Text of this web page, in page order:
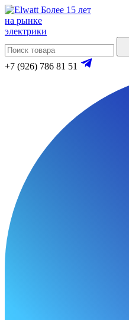
Более 15 лет
на рынке
электрики
+7 (926) 786 81 51